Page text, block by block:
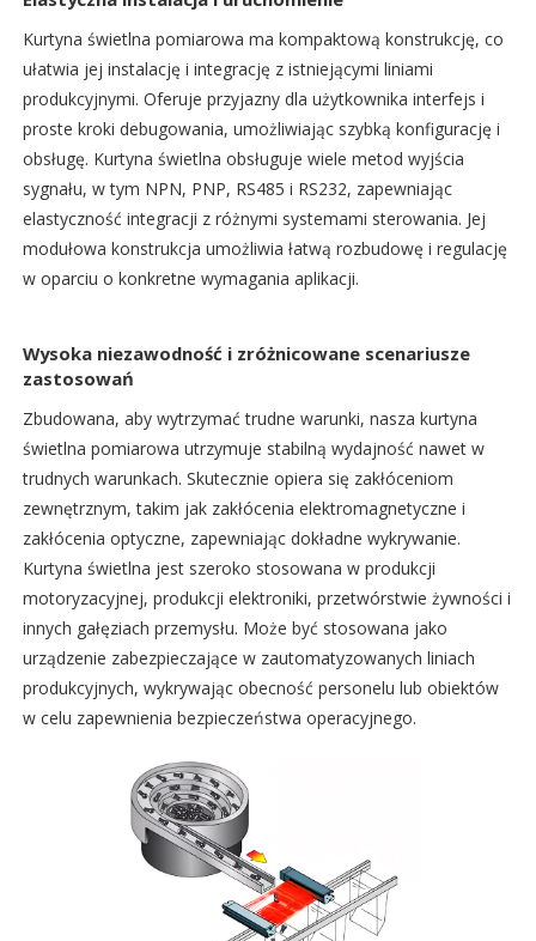
Kurtyna świetlna pomiarowa ma kompaktową konstrukcję, co
ułatwia jej instalację i integrację z istniejącymi liniami
produkcyjnymi. Oferuje przyjazny dla użytkownika interfejs i
proste kroki debugowania, umożliwiając szybką konfigurację i
obsługę. Kurtyna świetlna obsługuje wiele metod wyjścia
sygnału, w tym NPN, PNP, RS485 i RS232, zapewniając
elastyczność integracji z różnymi systemami sterowania. Jej
modułowa konstrukcja umożliwia łatwą rozbudowę i regulację
w oparciu o konkretne wymagania aplikacji.
Wysoka niezawodność i zróżnicowane scenariusze
zastosowań
Zbudowana, aby wytrzymać trudne warunki, nasza kurtyna
świetlna pomiarowa utrzymuje stabilną wydajność nawet w
trudnych warunkach. Skutecznie opiera się zakłóceniom
zewnętrznym, takim jak zakłócenia elektromagnetyczne i
zakłócenia optyczne, zapewniając dokładne wykrywanie.
Kurtyna świetlna jest szeroko stosowana w produkcji
motoryzacyjnej, produkcji elektroniki, przetwórstwie żywności i
innych gałęziach przemysłu. Może być stosowana jako
urządzenie zabezpieczające w zautomatyzowanych liniach
produkcyjnych, wykrywając obecność personelu lub obiektów
w celu zapewnienia bezpieczeństwa operacyjnego.